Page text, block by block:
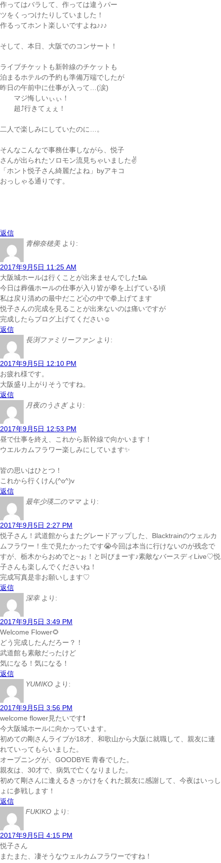
作ってはバラして、作っては違うパー
ツをくっつけたりしていました！
作るってホント楽しいですよね♪♪♪
そして、本日、大阪でのコンサート！
ライブチケットも新幹線のチケットも
泊まるホテルの予約も準備万端でしたが
昨日の午前中に仕事が入って…(涙)
マジ悔しいぃぃ！
超⤴行きてぇぇ！
二人で楽しみにしていたのに…。
そんなこんなで事務仕事しながら、悦子
さんが出られたソロモン流見ちゃいました✌
「ホント悦子さん綺麗だよね」byアキコ
おっしゃる通りです。
返信
青柳奈穂美 より:
2017年9月5日 11:25 AM
大阪城ホールは行くことが出来ませんでした❗🙏
今日は葬儀ホールの仕事が入り皆が拳を上げている頃
私は戻り清めの最中だこど心の中で拳上げてます
悦子さんの完成を見ることが出来ないのは痛いですが
完成したらブログ上げてください☺
返信
長渕ファミリーファン より:
2017年9月5日 12:10 PM
お疲れ様です。
大阪盛り上がりそうですね。
返信
月夜のうさぎ より:
2017年9月5日 12:53 PM
昼で仕事を終え、これから新幹線で向かいます！
ウエルカムフラワー楽しみにしています✨
皆の思いはひとつ！
これから行くけん(^o^)v
返信
最年少瑛二のママ より:
2017年9月5日 2:27 PM
悦子さん！武道館からまたグレードアップした、Blacktrainのウェルカ
ムフラワー！生で見たかったです😭今回は本当に行けないのが残念で
すが、栃木からおめでと~ぉ！と叫びまーす♪素敵なバースディLive♡悦
子さんも楽しんでくださいね！
完成写真是非お願いします♡
返信
深幸 より:
2017年9月5日 3:49 PM
Welcome Flower🌻
どう完成したんだろー？！
武道館も素敵だったけど
気になる！気になる！
返信
YUMIKO より:
2017年9月5日 3:56 PM
welcome flower見たいです❗
今大阪城ホールに向かっています。
初めての剛さんライブが18才、和歌山から大阪に就職して、親友に連
れていってもらいました。
オープニングが、GOODBYE 青春でした。
親友は、30才で、病気で亡くなりました。
初めて剛さんに逢えるきっかけをくれた親友に感謝して、今夜はいっし
ょに参戦します！
返信
FUKIKO より:
2017年9月5日 4:15 PM
悦子さん
またまた、凄そうなウェルカムフラワーですね！